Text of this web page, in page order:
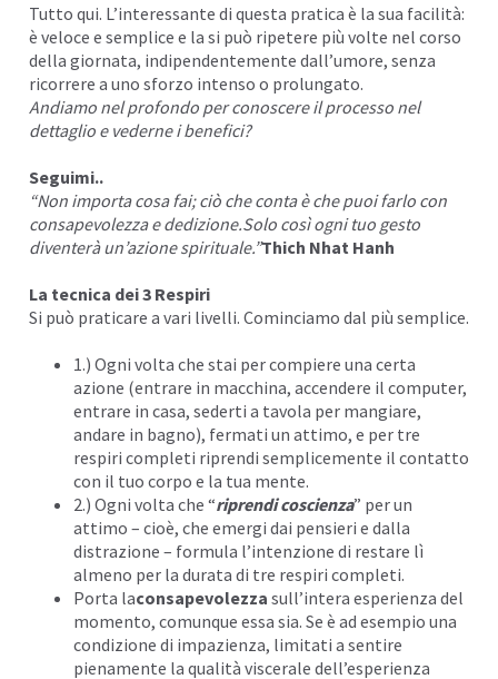
Tutto qui. L’interessante di questa pratica è la sua facilità:
è veloce e semplice e la si può ripetere più volte nel corso
della giornata, indipendentemente dall’umore, senza
ricorrere a uno sforzo intenso o prolungato.
Andiamo nel profondo per conoscere il processo nel
dettaglio e vederne i benefici?
Seguimi..
“Non importa cosa fai; ciò che conta è che puoi farlo con
consapevolezza e dedizione.Solo così ogni tuo gesto
diventerà un’azione spirituale.”Thich Nhat Hanh
La tecnica dei 3 Respiri
Si può praticare a vari livelli. Cominciamo dal più semplice.
1.) Ogni volta che stai per compiere una certa
azione (entrare in macchina, accendere il computer,
entrare in casa, sederti a tavola per mangiare,
andare in bagno), fermati un attimo, e per tre
respiri completi riprendi semplicemente il contatto
con il tuo corpo e la tua mente.
2.) Ogni volta che “riprendi coscienza” per un
attimo – cioè, che emergi dai pensieri e dalla
distrazione – formula l’intenzione di restare lì
almeno per la durata di tre respiri completi.
Porta laconsapevolezza sull’intera esperienza del
momento, comunque essa sia. Se è ad esempio una
condizione di impazienza, limitati a sentire
pienamente la qualità viscerale dell’esperienza